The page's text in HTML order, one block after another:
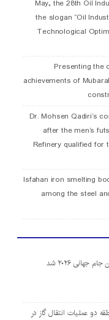
19 May, the 28th Oil
the slogan “Oil
Technological
Presenting the
achievements of
Dr. Mohsen Qadiri’s
after the men’s
Refinery qualified for
Isfahan iron smelting
among the steel
جهانی ۲۰۲۶ شد
دو عملیات انتقال گاز در